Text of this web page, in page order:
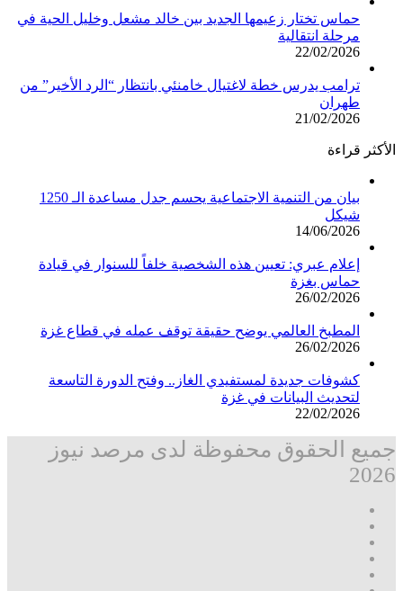
حماس تختار زعيمها الجديد بين خالد مشعل وخليل الحية في
مرحلة انتقالية
22/02/2026
ترامب يدرس خطة لاغتيال خامنئي بانتظار “الرد الأخير” من
طهران
21/02/2026
الأكثر قراءة
بيان من التنمية الاجتماعية يحسم جدل مساعدة الـ 1250
شيكل
14/06/2026
إعلام عبري: تعيين هذه الشخصية خلفاً للسنوار في قيادة
حماس بغزة
26/02/2026
المطبخ العالمي يوضح حقيقة توقف عمله في قطاع غزة
26/02/2026
كشوفات جديدة لمستفيدي الغاز.. وفتح الدورة التاسعة
لتحديث البيانات في غزة
22/02/2026
جميع الحقوق محفوظة لدى مرصد نيوز
2026